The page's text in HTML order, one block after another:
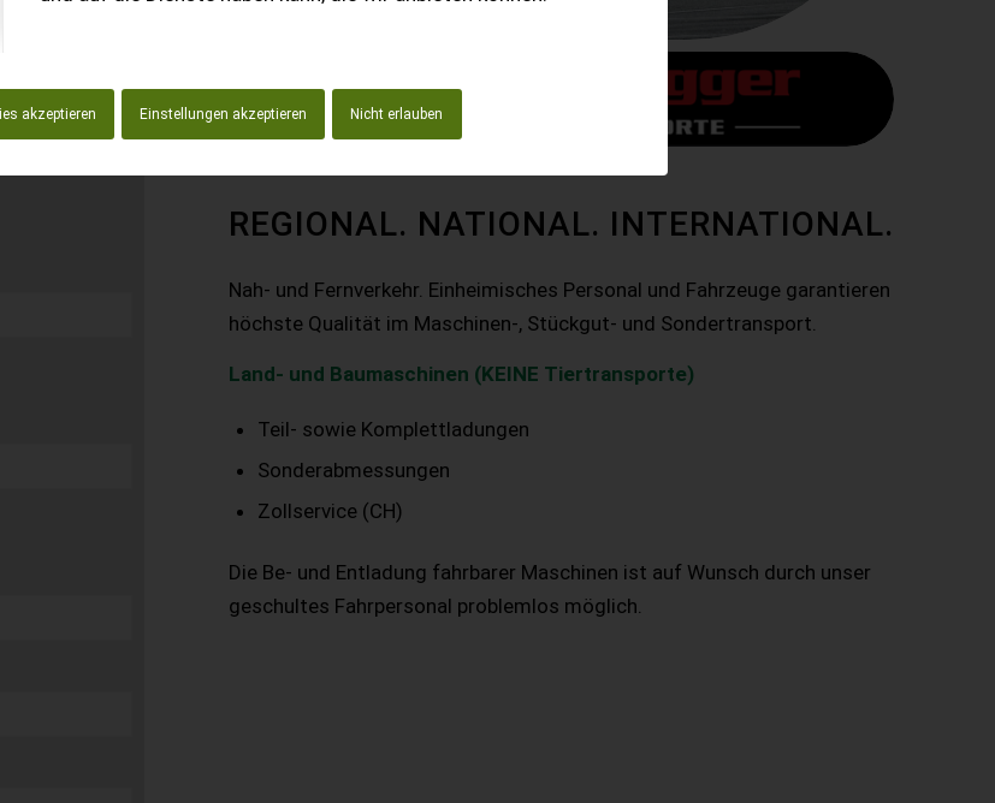
akzeptieren Einstellungen akzeptieren Nicht erlauben
REGIONAL. NATIONAL. INTERNATIONAL.
Nah- und Fernverkehr. Einheimisches Personal und Fahrzeuge garantieren
höchste Qualität im Maschinen-, Stückgut- und Sondertransport.
Land- und Baumaschinen (KEINE Tiertransporte)
Teil- sowie Komplettladungen
Sonderabmessungen
Zollservice (CH)
Die Be- und Entladung fahrbarer Maschinen ist auf Wunsch durch unser
geschultes Fahrpersonal problemlos möglich.